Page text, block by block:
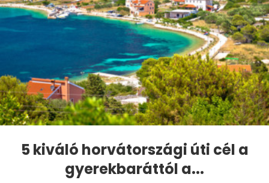
5 kiváló horvátországi úti cél a
gyerekbaráttól a...